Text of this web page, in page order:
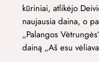
kūriniai, atlikėjo
naujausia daina, o
„Palangos
dainą „Aš esu